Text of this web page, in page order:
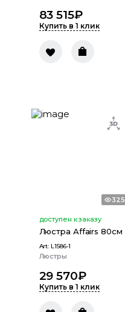
83 515₽
Купить в 1 клик
325
доступен к заказу
Люстра Аffairs 80см
Art: L1586-1
Люстры
29 570₽
Купить в 1 клик